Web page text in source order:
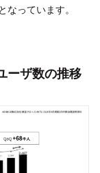
っています。
ーザ数の推移